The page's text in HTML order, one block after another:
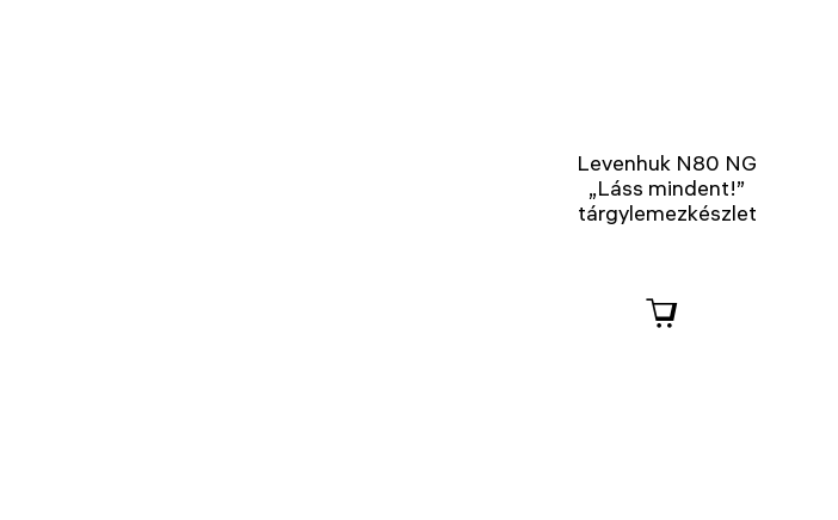
Levenhuk N80 NG
„Láss mindent!”
tárgylemezkészlet